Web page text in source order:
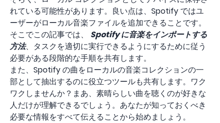
れている可能性があります。良い点は、Spotify ではユ
ーザーがローカル音楽ファイルを追加できることです。
そこでこの記事では、 Spotify に音楽をインポートする
方法、タスクを適切に実行できるようにするために従う
必要がある段階的な手順を共有します。
また、Spotify の曲をローカルの音楽コレクションの一
部として抽出するのに役立つツールも共有します。ワク
ワクしませんか？まあ、素晴らしい曲を聴くのが好きな
人だけが理解できるでしょう。あなたが知っておくべき
必要な情報をすべて伝えることから始めましょう。